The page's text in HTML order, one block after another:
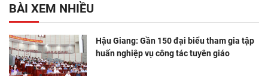
BÀI XEM NHIỀU
Hậu Giang: Gần 150 đại biểu tham gia tập
huấn nghiệp vụ công tác tuyên giáo